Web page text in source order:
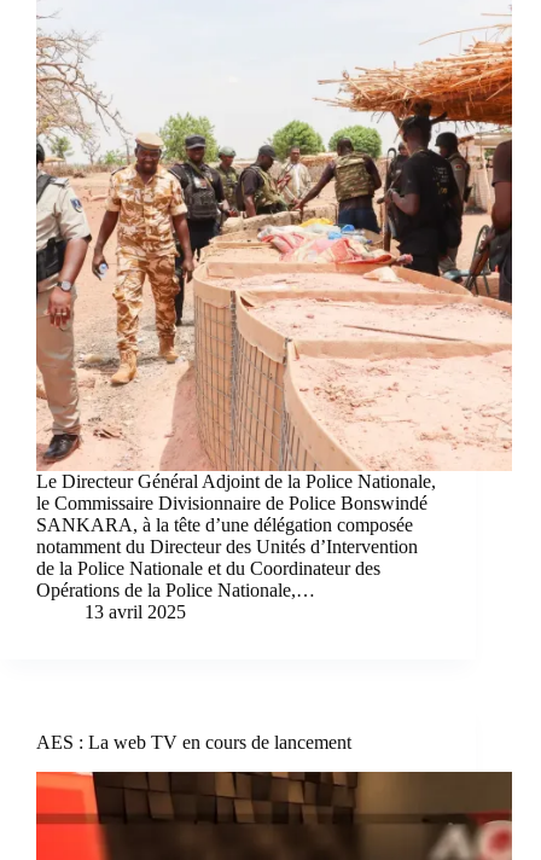
Le Directeur Général Adjoint de la Police Nationale,
le Commissaire Divisionnaire de Police Bonswindé
SANKARA, à la tête d’une délégation composée
notamment du Directeur des Unités d’Intervention
de la Police Nationale et du Coordinateur des
Opérations de la Police Nationale,…
13 avril 2025
AES : La web TV en cours de lancement